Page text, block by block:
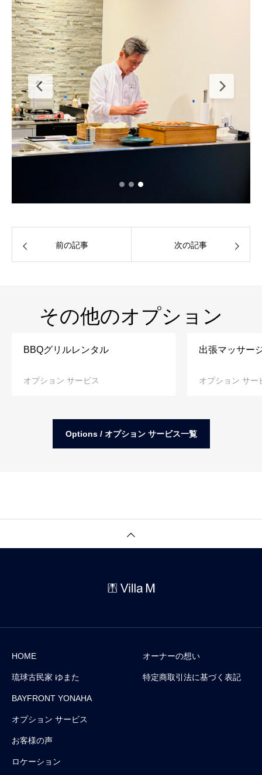
前の記事 次の記事
その他のオプション
BBQグリルレンタル
オプション サービス
出張マッサー
オプション サー
Options / オプション サービス一覧
HOME
琉球古民家 ゆまた
BAYFRONT YONAHA
オプション サービス
お客様の声
ロケーション
オーナーの想い
特定商取引法に基づく表記